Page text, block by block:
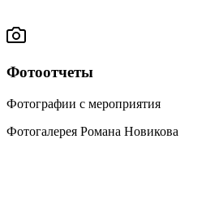
Фотоотчеты
Фотографии с мероприятия
Фотогалерея Романа Новикова